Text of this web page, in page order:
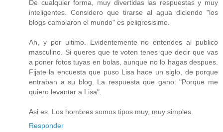
De cualquier forma, muy divertidas las respuestas y muy
inteligentes. Considero que tirarse al agua diciendo "los
blogs cambiaron el mundo" es peligrosisimo.
Ah, y por ultimo. Evidentemente no entendes al publico
masculino. Si queres que te voten tenes que decir que vas
a poner fotos tuyas en bolas, aunque no lo hagas despues.
Fijate la encuesta que puso Lisa hace un siglo, de porque
entraban a su blog. La respuesta que gano: "Porque me
quiero levantar a Lisa".
Asi es. Los hombres somos tipos muy, muy simples.
Responder